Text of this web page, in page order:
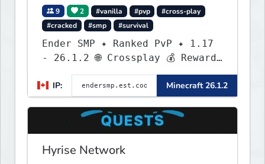
9 2 #vanilla #pvp
#cross-play
#cracked
#smp #survival
Ender SMP ✦ Ranked PvP ✦ 1.17
- 26.1.2 🌐 Crossplay 💰 Rewards
🛠 Custom Gear
IP:
Minecraft 26.1.2
Hyrise Network